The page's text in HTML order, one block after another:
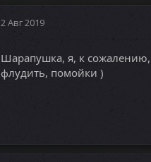
2 Авг 2019
Шарапушка, я, к сожалению,
флудить, помойки )